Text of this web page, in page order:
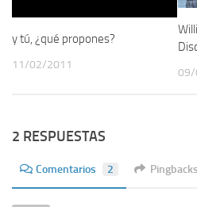
y tú, ¿qué propones?
11/02/2011
09/
2 RESPUESTAS
Comentarios 2 Pingbacks